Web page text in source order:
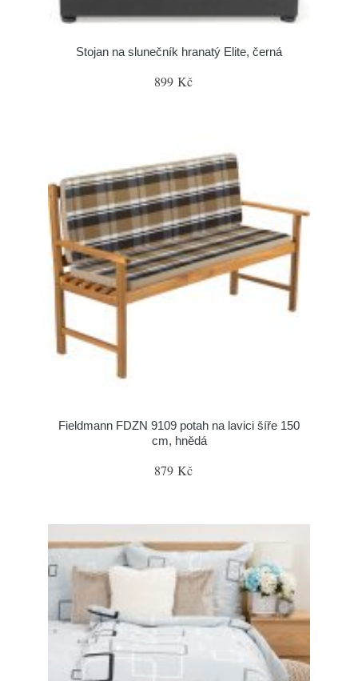
Stojan na slunečník hranatý Elite, černá
899 Kč
Fieldmann FDZN 9109 potah na lavici šíře 150
cm, hnědá
879 Kč